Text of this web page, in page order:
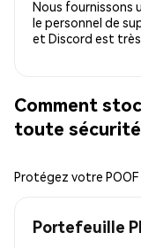
Nous fournissons
le personnel de
et Discord est
Comment
toute sécurité
Protégez votre POOF
Portefeuille